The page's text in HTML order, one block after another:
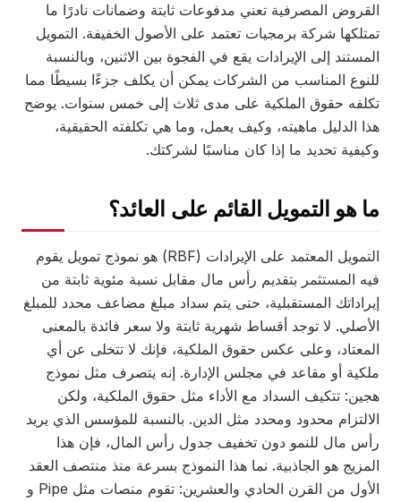
القروض المصرفية تعني مدفوعات ثابتة وضمانات نادرًا ما
تمتلكها شركة برمجيات تعتمد على الأصول الخفيفة. التمويل
المستند إلى الإيرادات يقع في الفجوة بين الاثنين، وبالنسبة
للنوع المناسب من الشركات يمكن أن يكلف جزءًا بسيطًا مما
تكلفه حقوق الملكية على مدى ثلاث إلى خمس سنوات. يوضح
هذا الدليل ماهيته، وكيف يعمل، وما هي تكلفته الحقيقية،
وكيفية تحديد ما إذا كان مناسبًا لشركتك.
ما هو التمويل القائم على العائد؟
التمويل المعتمد على الإيرادات (RBF) هو نموذج تمويل يقوم
فيه المستثمر بتقديم رأس مال مقابل نسبة مئوية ثابتة من
إيراداتك المستقبلية، حتى يتم سداد مبلغ مضاعف محدد للمبلغ
الأصلي. لا توجد أقساط شهرية ثابتة ولا سعر فائدة بالمعنى
المعتاد، وعلى عكس حقوق الملكية، فإنك لا تتخلى عن أي
ملكية أو مقاعد في مجلس الإدارة. إنه يتصرف مثل نموذج
هجين: تتكيف السداد مع الأداء مثل حقوق الملكية، ولكن
الالتزام محدود ومحدد مثل الدين. بالنسبة للمؤسس الذي يريد
رأس مال للنمو دون تخفيف جدول رأس المال، فإن هذا
المزيج هو الجاذبية. نما هذا النموذج بسرعة منذ منتصف العقد
الأول من القرن الحادي والعشرين: تقوم منصات مثل Pipe و